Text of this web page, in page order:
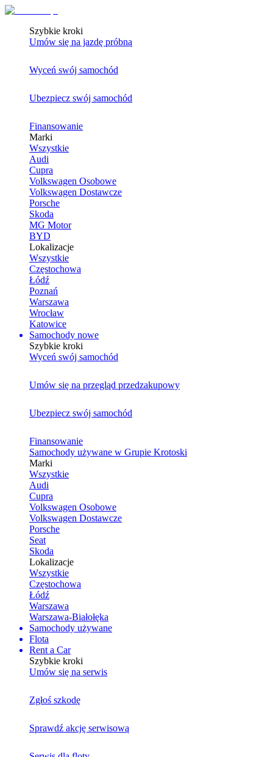
Szybkie kroki
Umów się na jazdę próbną
Wyceń swój samochód
Ubezpiecz swój samochód
Finansowanie
Marki
Wszystkie
Audi
Cupra
Volkswagen Osobowe
Volkswagen Dostawcze
Porsche
Skoda
MG Motor
BYD
Lokalizacje
Wszystkie
Częstochowa
Łódź
Poznań
Warszawa
Wrocław
Katowice
Samochody nowe
Szybkie kroki
Wyceń swój samochód
Umów się na przegląd przedzakupowy
Ubezpiecz swój samochód
Finansowanie
Samochody używane w Grupie Krotoski
Marki
Wszystkie
Audi
Cupra
Volkswagen Osobowe
Volkswagen Dostawcze
Porsche
Seat
Skoda
Lokalizacje
Wszystkie
Częstochowa
Łódź
Warszawa
Warszawa-Białołęka
Samochody używane
Flota
Rent a Car
Szybkie kroki
Umów się na serwis
Zgłoś szkodę
Sprawdź akcję serwisową